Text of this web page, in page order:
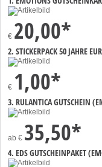
€ 20,00*
2. STICKERPACK 50 JAHRE
€ 1,00*
3. RULANTICA GUTSCHEIN
ab € 35,50*
4. EDS GUTSCHEINPAKET